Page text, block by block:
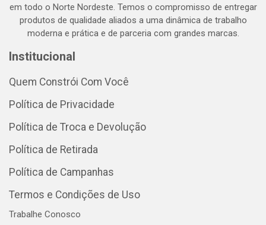
em todo o Norte Nordeste. Temos o compromisso de entregar
produtos de qualidade aliados a uma dinâmica de trabalho
moderna e prática e de parceria com grandes marcas.
Institucional
Quem Constrói Com Você
Política de Privacidade
Política de Troca e Devolução
Política de Retirada
Política de Campanhas
Termos e Condições de Uso
Trabalhe Conosco